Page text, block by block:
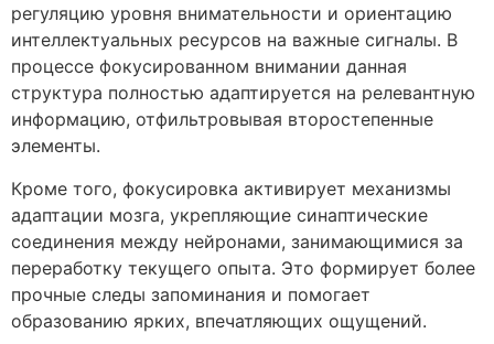
регуляцию уровня внимательности и ориентацию
интеллектуальных ресурсов на важные сигналы. В
процессе фокусированном внимании данная
структура полностью адаптируется на релевантную
информацию, отфильтровывая второстепенные
элементы.
Кроме того, фокусировка активирует механизмы
адаптации мозга, укрепляющие синаптические
соединения между нейронами, занимающимися за
переработку текущего опыта. Это формирует более
прочные следы запоминания и помогает
образованию ярких, впечатляющих ощущений.